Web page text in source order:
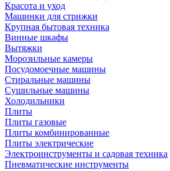
Красота и уход
Машинки для стрижки
Крупная бытовая техника
Винные шкафы
Вытяжки
Морозильные камеры
Посудомоечные машины
Стиральные машины
Сушильные машины
Холодильники
Плиты
Плиты газовые
Плиты комбинированные
Плиты электрические
Электроинструменты и садовая техника
Пневматические инструменты